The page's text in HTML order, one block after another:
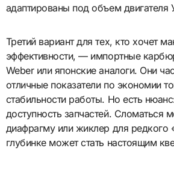
адаптированы под объем двигателя
Третий вариант для тех, кто хочет
эффективности, — импортные
Weber или японские аналоги. Они
отличные показатели по экономии
стабильности работы. Но есть
доступность запчастей. Сломаться
диафрагму или жиклер для редкого
глубинке может стать настоящим